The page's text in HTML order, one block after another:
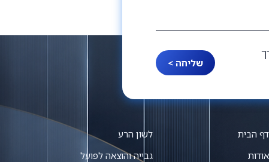
שליחה >
דף הבית
אודות
לשון הרע
גבייה והוצאה לפועל